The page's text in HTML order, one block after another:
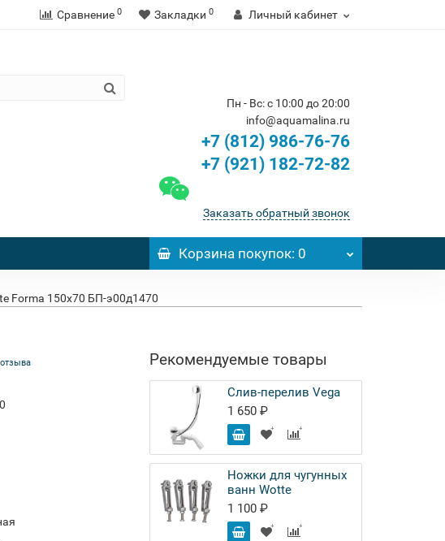
Сравнение 0 Закладки 0 Личный кабинет
Пн - Вс: с 10:00 до 20:00
info@aquamalina.ru
+7 (812) 986-76-76
+7 (921) 182-72-82
Заказать обратный звонок
Корзинапокупок: 0
Forma 150x70 БП-э00д1470
Рекомендуемые товары
Слив-перелив Vega
1 650 ₽
Ножки для чугунных
ванн Wotte
1 100 ₽